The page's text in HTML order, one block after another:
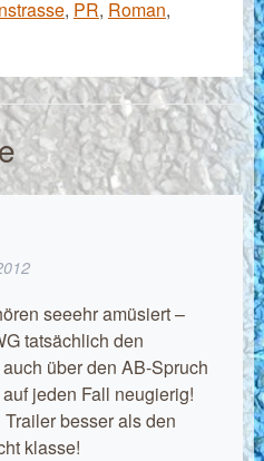
, PR, Roman,
seeehr amüsiert –
tatsächlich den
über den AB-Spruch
jeden Fall neugierig!
besser als den
klasse!